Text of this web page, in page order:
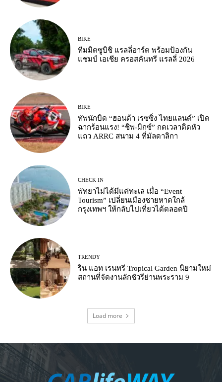
BIKE
ทีมมิตซูบิชิ แรลลี่อาร์ต พร้อมป้องกัน
แชมป์ เอเชีย ครอสคันทรี แรลลี่ 2026
BIKE
ทัพนักบิด “ฮอนด้า เรซซิ่ง ไทยแลนด์” เปิด
ฉากร้อนแรง! “ชิพ-มิกซ์” กดเวลาติดหัว
แถว ARRC สนาม 4 ที่มัลดาลิกา
CHECK IN
พัทยาไม่ได้มีแค่ทะเล เมื่อ “Event
Tourism” เปลี่ยนเมืองชายหาดใกล้
กรุงเทพฯ ให้กลับไปเที่ยวได้ตลอดปี
TRENDY
ริน แอท เรนทรี Tropical Garden นิยามใหม่
สถานที่จัดงานลักชัวรีย่านพระราม 9
Load more